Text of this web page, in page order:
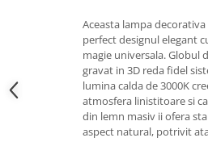
Aceasta lampa
perfect designul elegant
magie universala. Globul
gravat in 3D reda fidel
lumina calda de 3000K
atmosfera linistitoare si
din lemn masiv ii ofera
aspect natural, potrivit